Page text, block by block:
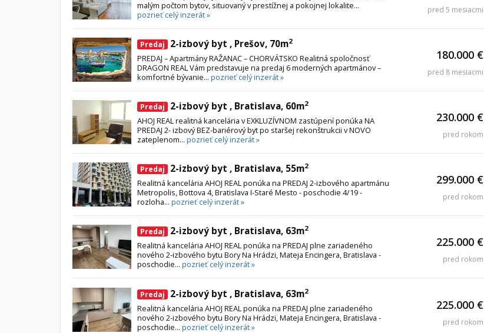
malým počtom bytov, situovaný v prestížnej a pokojnej lokalite...
pozrieť celý inzerát »
pred 5 mesiacmi
Predaj 2-izbový byt , Prešov, 70m2
PREDAJ – Apartmány RAŽANAC – CHORVÁTSKO Realitná spoločnosť
DRAGON REAL Vám predstavuje na predaj 6 moderných apartmánov –
komfortné bývanie... pozrieť celý inzerát »
180.000 €
pred 8 mesiacmi
Predaj 2-izbový byt , Bratislava, 60m2
AHOJ REAL realitná kancelária v EXKLUZÍVNOM zastúpení ponúka NA
PREDAJ 2- izbový BEZ-bariérový byt po staršej rekonštrukcii v NOVO
zateplenom... pozrieť celý inzerát »
230.000 €
pred rokom
Predaj 2-izbový byt , Bratislava, 55m2
Realitná kancelária AHOJ REAL ponúka na PREDAJ 2-izbového apartmánu
Metropolis, Bottova 4, Bratislava I-Staré Mesto - poschodie 4/19 -
rozloha... pozrieť celý inzerát »
299.000 €
pred rokom
Predaj 2-izbový byt , Bratislava, 63m2
Realitná kancelária AHOJ REAL ponúka na PREDAJ plne zariadeného
nového 2-izbového bytu Bory Na Hrádzi, Mateja Encingera, Bratislava -
poschodie... pozrieť celý inzerát »
225.000 €
pred rokom
Predaj 2-izbový byt , Bratislava, 63m2
Realitná kancelária AHOJ REAL ponúka na PREDAJ plne zariadeného
nového 2-izbového bytu Bory Na Hrádzi, Mateja Encingera, Bratislava -
poschodie... pozrieť celý inzerát »
225.000 €
pred rokom